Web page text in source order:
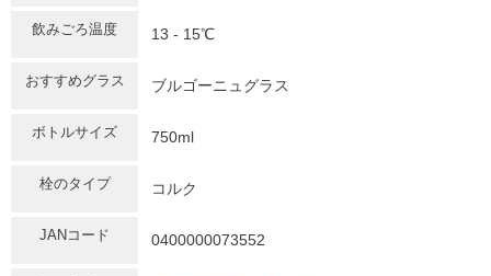
飲みごろ温度 13 - 15℃
おすすめグラス ブルゴーニュグラス
ボトルサイズ 750ml
栓のタイプ コルク
JANコード 0400000073552